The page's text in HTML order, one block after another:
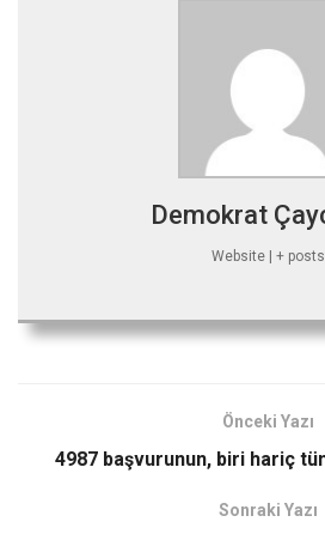
Demokrat
Website | + posts
Önceki Yazı
4987 başvurunun, biri hariç
Sonraki Yazı